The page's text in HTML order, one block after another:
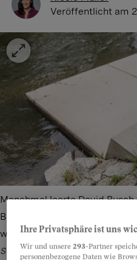
Veröffentlicht am
Manchmal leerte David
Briefkasten zwei Wochen lang
wieder eine Vorladung vom
Stefan Bohrer
Ihre Privatsphäre ist uns
Wir und unsere293-Partner
personenbezogene Daten wie